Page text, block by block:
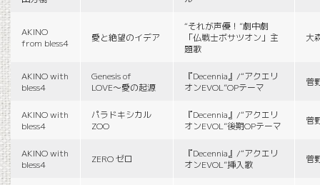
AKINO
from bless4
愛と絶望のイデア
“それが声優！”劇中劇
「仏戦士ボサツオン」主
題歌
大
AKINO with
bless4
Genesis of
LOVE〜愛の起源
『Decennia』/“アクエリ
オンEVOL”OPテーマ
菅
AKINO with
bless4
パラドキシカル
ZOO
『Decennia』/“アクエリ
オンEVOL”後期OPテーマ
菅
AKINO with
bless4
ZERO ゼロ
『Decennia』/“アクエリ
オンEVOL”挿入歌
菅